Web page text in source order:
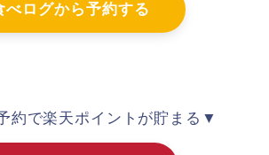
べログから予約する
約で楽天ポイントが貯まる▼